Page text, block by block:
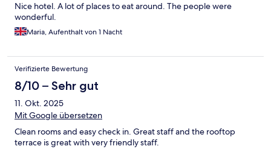
Nice hotel. A lot of places to eat around. The people were
wonderful.
Maria, Aufenthalt von 1 Nacht
Verifizierte Bewertung
8/10 – Sehr gut
11. Okt. 2025
Mit Google übersetzen
Clean rooms and easy check in. Great staff and the rooftop
terrace is great with very friendly staff.